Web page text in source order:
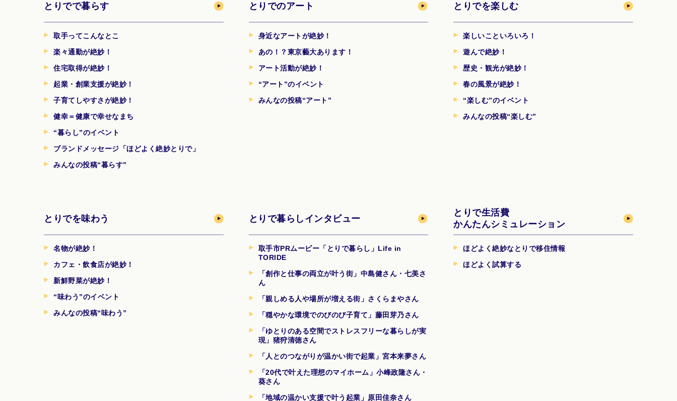
とりでで暮らす
取手ってこんなとこ
楽々通勤が絶妙！
住宅取得が絶妙！
起業・創業支援が絶妙！
子育てしやすさが絶妙！
健幸＝健康で幸せなまち
“暮らし”のイベント
ブランドメッセージ「ほどよく絶妙とりで」
みんなの投稿“暮らす”
とりでのアート
身近なアートが絶妙！
あの！？東京藝大あります！
アート活動が絶妙！
“アート”のイベント
みんなの投稿“アート”
とりでを楽しむ
楽しいこといろいろ！
遊んで絶妙！
歴史・観光が絶妙！
春の風景が絶妙！
“楽しむ”のイベント
みんなの投稿“楽しむ”
とりでを味わう
名物が絶妙！
カフェ・飲食店が絶妙！
新鮮野菜が絶妙！
“味わう”のイベント
みんなの投稿“味わう”
とりで暮らしインタビュー
取手市PRムービー「とりで暮らし」Life in
TORIDE
「創作と仕事の両立が叶う街」中島健さん・七美さ
ん
「親しめる人や場所が増える街」さくらまやさん
「穏やかな環境でのびのび子育て」藤田芽乃さん
「ゆとりのある空間でストレスフリーな暮らしが実
現」猪狩清徳さん
「人とのつながりが温かい街で起業」宮本来夢さん
「20代で叶えた理想のマイホーム」小峰政隆さん・
葵さん
「地域の温かい支援で叶う起業」原田佳奈さん
とりで生活費
かんたんシミュレーション
ほどよく絶妙なとりで移住情報
ほどよく試算する